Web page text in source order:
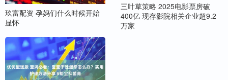
玖富配资 孕妈们什么时候开始
显怀
三叶草策略 2025电影票房破
400亿 现存影院相关企业超9.2
万家